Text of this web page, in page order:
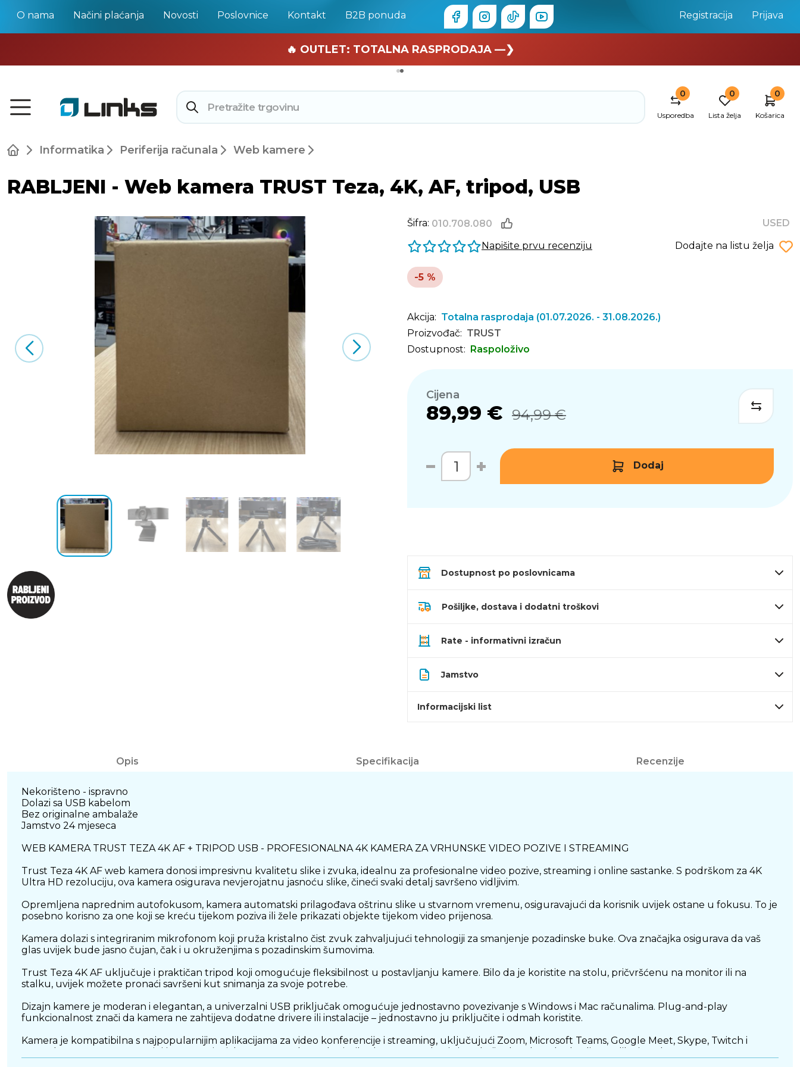
O nama Načini plaćanja Novosti Poslovnice Kontakt B2B ponuda Registracija Prijava
🏄 Zaslužuješ odmor —❯
🔥 OUTLET: TOTALNA RASPRODAJA —❯
0
Usporedba
0
Lista želja
0
Košarica
Informatika Periferija računala Web kamere
RABLJENI - Web kamera TRUST Teza, 4K, AF, tripod, USB
Šifra: 010.708.080
USED
Napišite prvu recenziju
Dodajte na listu želja
-5 %
Akcija: Totalna rasprodaja (01.07.2026. - 31.08.2026.)
Proizvođač: TRUST
Dostupnost: Raspoloživo
Cijena
89,99 € 94,99 €
Dodaj
Dostupnost po poslovnicama
Pošiljke, dostava i dodatni troškovi
Rate - informativni izračun
Jamstvo
Informacijski list
Opis Specifikacija Recenzije
Nekorišteno - ispravno
Dolazi sa USB kabelom
Bez originalne ambalaže
Jamstvo 24 mjeseca
WEB KAMERA TRUST TEZA 4K AF + TRIPOD USB - PROFESIONALNA 4K KAMERA ZA VRHUNSKE VIDEO POZIVE I STREAMING
Trust Teza 4K AF web kamera donosi impresivnu kvalitetu slike i zvuka, idealnu za profesionalne video pozive, streaming i online sastanke. S podrškom za 4K
Ultra HD rezoluciju, ova kamera osigurava nevjerojatnu jasnoću slike, čineći svaki detalj savršeno vidljivim.
Opremljena naprednim autofokusom, kamera automatski prilagođava oštrinu slike u stvarnom vremenu, osiguravajući da korisnik uvijek ostane u fokusu. To je
posebno korisno za one koji se kreću tijekom poziva ili žele prikazati objekte tijekom video prijenosa.
Kamera dolazi s integriranim mikrofonom koji pruža kristalno čist zvuk zahvaljujući tehnologiji za smanjenje pozadinske buke. Ova značajka osigurava da vaš
glas uvijek bude jasno čujan, čak i u okruženjima s pozadinskim šumovima.
Trust Teza 4K AF uključuje i praktičan tripod koji omogućuje fleksibilnost u postavljanju kamere. Bilo da je koristite na stolu, pričvršćenu na monitor ili na
stalku, uvijek možete pronaći savršeni kut snimanja za svoje potrebe.
Dizajn kamere je moderan i elegantan, a univerzalni USB priključak omogućuje jednostavno povezivanje s Windows i Mac računalima. Plug-and-play
funkcionalnost znači da kamera ne zahtijeva dodatne drivere ili instalacije – jednostavno ju priključite i odmah koristite.
Kamera je kompatibilna s najpopularnijim aplikacijama za video konferencije i streaming, uključujući Zoom, Microsoft Teams, Google Meet, Skype, Twitch i
YouTube. Ova svestranost čini je savršenim izborom za poslovne korisnike, kreatore sadržaja i sve koji žele vrhunsku kvalitetu slike i zvuka.